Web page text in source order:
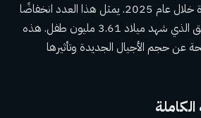
ولدوا في الولايات المتحدة خلال عام 2025. يمثل هذا العدد انخفاضًا
طفيفًا مقارنة بالعام السابق الذي شهد ميلاد 3.61 مليون طفل. هذه
عن حجم الأجيال الجديدة وتأثيرها